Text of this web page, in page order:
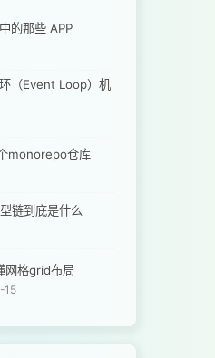
的那些 APP
（Event Loop）机
monorepo仓库
链到底是什么
网格grid布局
15